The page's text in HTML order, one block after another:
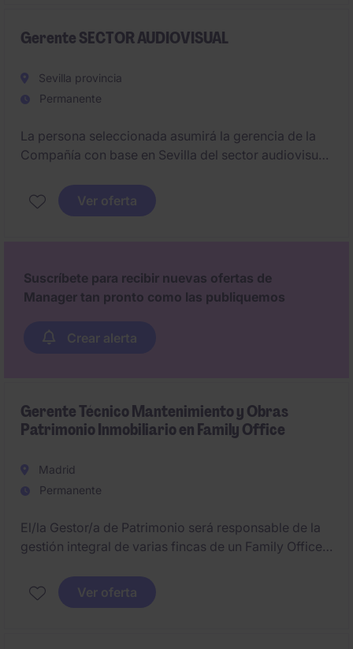
Gerente SECTOR AUDIOVISUAL
Sevilla provincia
Permanente
La persona seleccionada asumirá la gerencia de la
Compañía con base en Sevilla del sector audiovisual.
una perspectiva integral de negocio, garantizando la
eficiencia operativa, la rentabilidad de los proyectos
los agentes relevantes del sector.
Ver oferta
Suscríbete para recibir nuevas ofertas de
Manager tan pronto como las publiquemos
Crear alerta
Gerente Técnico Mantenimiento y Obras
Patrimonio Inmobiliario en Family Office
Madrid
Permanente
El/la Gestor/a de Patrimonio será responsable de la
gestión integral de varias fincas de un Family Office,
humano. Su misión será asegurar la conservación y
revalorización del patrimonio, gestionando
Ver oferta